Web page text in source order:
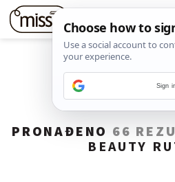
PRONAĐENO 66
BEAUTY
Sign